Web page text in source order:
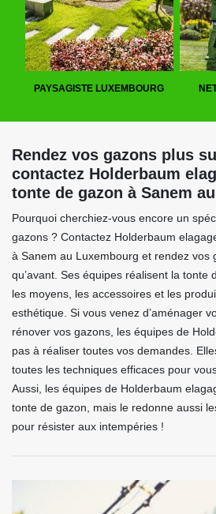
PAYSAGISTE LUXEMBOURG
Rendez vos gazons plus
contactez Holderbaum
tonte de gazon à Sanem
Pourquoi cherchiez-vous encore un
gazons ? Contactez Holderbaum
à Sanem au Luxembourg et rendez vos
qu’avant. Ses équipes réalisent la tonte
les moyens, les accessoires et les
esthétique. Si vous venez d’aménager
rénover vos gazons, les équipes de
pas à réaliser toutes vos demandes.
toutes les techniques efficaces pour
Aussi, les équipes de Holderbaum
tonte de gazon, mais le redonne aussi
pour résister aux intempéries !